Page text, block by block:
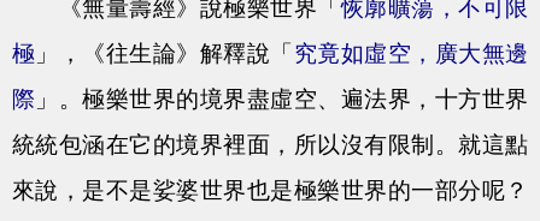
《無量壽經》說極樂世界「恢廓曠蕩，不可限
極 」，《往生論》解釋說「 究竟如虛空，廣大無邊
際 」。極樂世界的境界盡虛空、遍法界，十方世界
統統包涵在它的境界裡面，所以沒有限制。就這點
來說，是不是娑婆世界也是極樂世界的一部分呢？